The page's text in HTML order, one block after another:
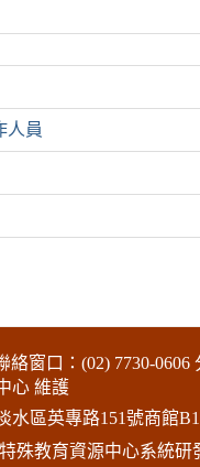
人員
窗口：(02) 7730-0606
心 維護
水區英專路151號商館
殊教育資源中心系統研